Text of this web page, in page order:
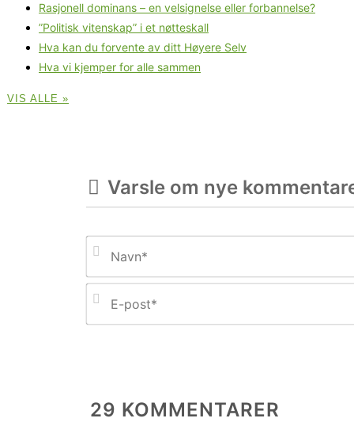
Rasjonell dominans – en velsignelse eller forbannelse?
”Politisk vitenskap” i et nøtteskall
Hva kan du forvente av ditt Høyere Selv
Hva vi kjemper for alle sammen
VIS ALLE »
Varsle om nye
29 KOMMENTARER